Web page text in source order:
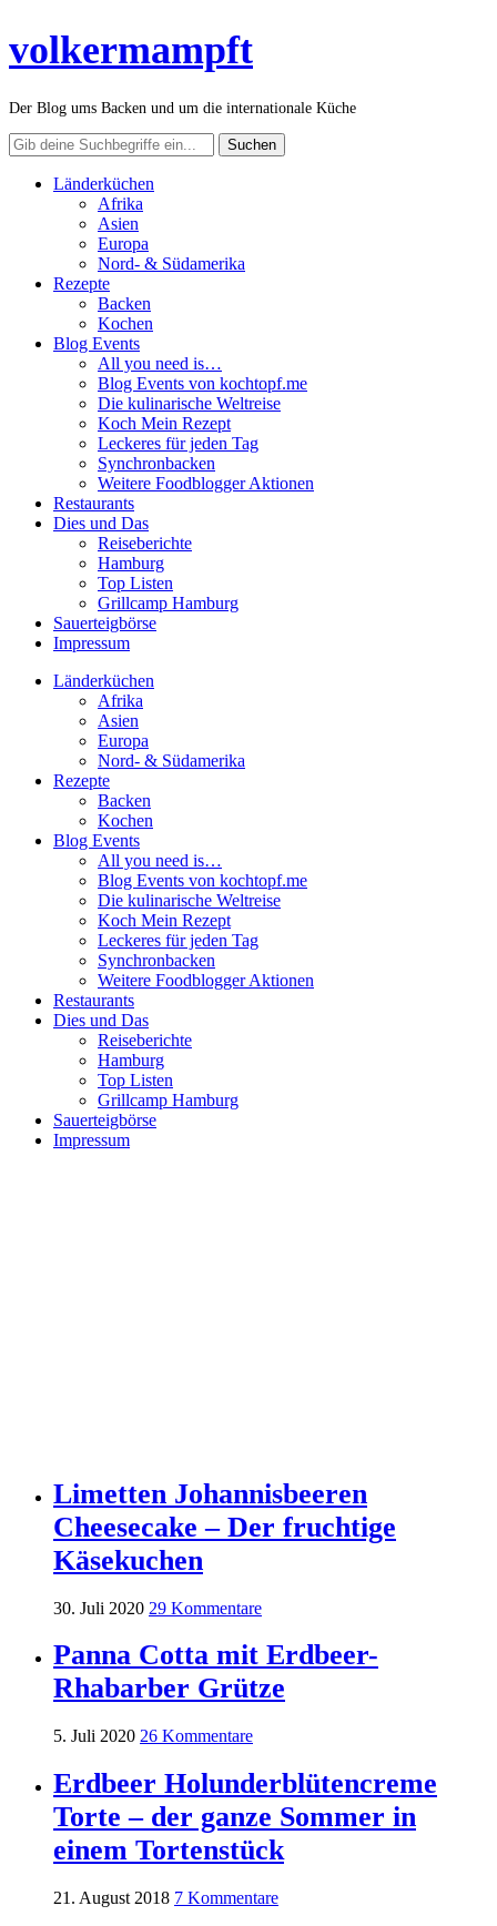
volkermampft
Der Blog ums Backen und um die internationale Küche
Länderküchen
Afrika
Asien
Europa
Nord- & Südamerika
Rezepte
Backen
Kochen
Blog Events
All you need is…
Blog Events von kochtopf.me
Die kulinarische Weltreise
Koch Mein Rezept
Leckeres für jeden Tag
Synchronbacken
Weitere Foodblogger Aktionen
Restaurants
Dies und Das
Reiseberichte
Hamburg
Top Listen
Grillcamp Hamburg
Sauerteigbörse
Impressum
Länderküchen
Afrika
Asien
Europa
Nord- & Südamerika
Rezepte
Backen
Kochen
Blog Events
All you need is…
Blog Events von kochtopf.me
Die kulinarische Weltreise
Koch Mein Rezept
Leckeres für jeden Tag
Synchronbacken
Weitere Foodblogger Aktionen
Restaurants
Dies und Das
Reiseberichte
Hamburg
Top Listen
Grillcamp Hamburg
Sauerteigbörse
Impressum
Limetten Johannisbeeren
Cheesecake – Der fruchtige
Käsekuchen
30. Juli 2020 29 Kommentare
Panna Cotta mit Erdbeer-
Rhabarber Grütze
5. Juli 2020 26 Kommentare
Erdbeer Holunderblütencreme
Torte – der ganze Sommer in
einem Tortenstück
21. August 2018 7 Kommentare